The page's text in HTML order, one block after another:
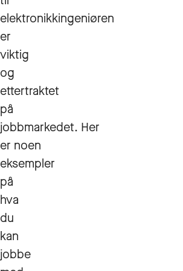
elektronikkingeniøren
er
viktig
og
ettertraktet
på
jobbmarkedet. Her
er noen
eksempler
på
hva
du
kan
jobbe